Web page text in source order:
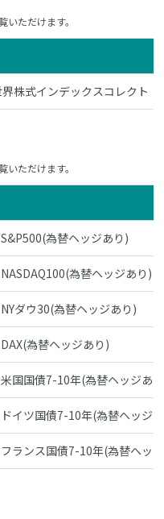
いただけます。
株式インデックスコレクト
いただけます。
為替ヘッジあり)
為替ヘッジあり)
ダウ30(為替ヘッジあり)
為替ヘッジあり)
国国債7-10年(為替ヘッジあ
イツ国債7-10年(為替ヘッジ
ランス国債7-10年(為替ヘッ